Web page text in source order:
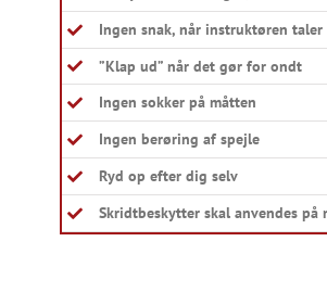
Ingen snak, når instruktøren taler
”Klap ud” når det gør for ondt
Ingen sokker på måtten
Ingen berøring af spejle
Ryd op efter dig selv
Skridtbeskytter skal anvendes på